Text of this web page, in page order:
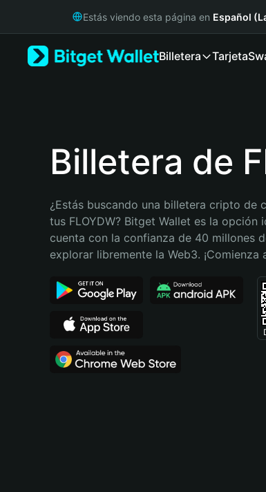
Русский
Bahasa Indonesia
Português (Brasil)
Estás viendo esta página en Español
Billetera Tarjeta
Billetera de
¿Estás buscando una billetera cripto de
tus FLOYDW? Bitget Wallet es la opción
cuenta con la confianza de 40 millones
explorar libremente la Web3. ¡Comienza